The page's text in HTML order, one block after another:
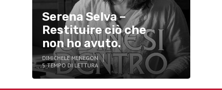
Serena Selva –
Restituire ciò che
non ho avuto.
DIMICHELE MENEGON
5 TEMPO DI LETTURA